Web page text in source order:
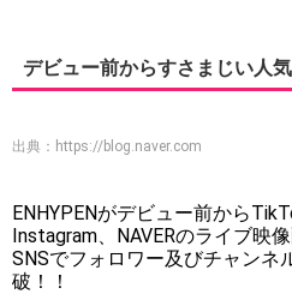
デビュー前からすさまじい人気
出典： https://blog.naver.com
ENHYPENがデビュー前から
Instagram、NAVERのライブ映
SNSでフォロワー及びチャンネ
破！！